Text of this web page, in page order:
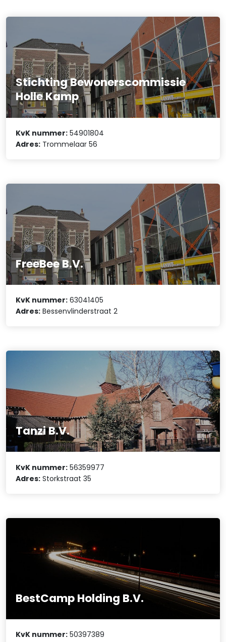
Stichting Bewonerscommissie
Holle Kamp
KvK nummer: 54901804
Adres: Trommelaar 56
FreeBee B.V.
KvK nummer: 63041405
Adres: Bessenvlinderstraat 2
Tanzi B.V.
KvK nummer: 56359977
Adres: Storkstraat 35
BestCamp Holding B.V.
KvK nummer: 50397389